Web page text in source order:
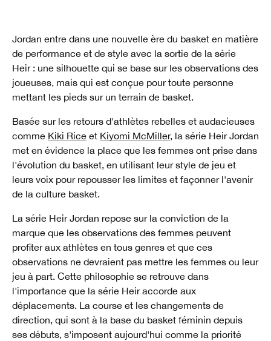
Jordan entre dans une nouvelle ère du basket en matière
de performance et de style avec la sortie de la série
Heir : une silhouette qui se base sur les observations des
joueuses, mais qui est conçue pour toute personne
mettant les pieds sur un terrain de basket.
Basée sur les retours d'athlètes rebelles et audacieuses
comme Kiki Rice et Kiyomi McMiller, la série Heir Jordan
met en évidence la place que les femmes ont prise dans
l'évolution du basket, en utilisant leur style de jeu et
leurs voix pour repousser les limites et façonner l'avenir
de la culture basket.
La série Heir Jordan repose sur la conviction de la
marque que les observations des femmes peuvent
profiter aux athlètes en tous genres et que ces
observations ne devraient pas mettre les femmes ou leur
jeu à part. Cette philosophie se retrouve dans
l'importance que la série Heir accorde aux
déplacements. La course et les changements de
direction, qui sont à la base du basket féminin depuis
ses débuts, s'imposent aujourd'hui comme la priorité